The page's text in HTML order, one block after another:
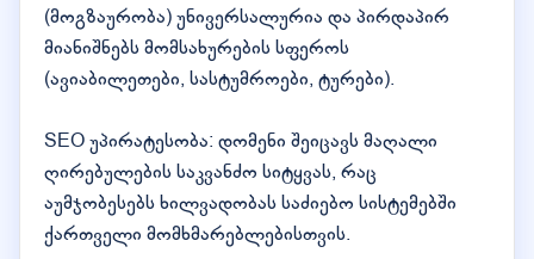
(მოგზაურობა) უნივერსალურია და პირდაპირ
მიანიშნებს მომსახურების სფეროს
(ავიაბილეთები, სასტუმროები, ტურები).
SEO უპირატესობა: დომენი შეიცავს მაღალი
ღირებულების საკვანძო სიტყვას, რაც
აუმჯობესებს ხილვადობას საძიებო სისტემებში
ქართველი მომხმარებლებისთვის.